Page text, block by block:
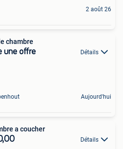
2 août 26
chambre
une offre Détails
Aujourd'hui
a coucher
Détails